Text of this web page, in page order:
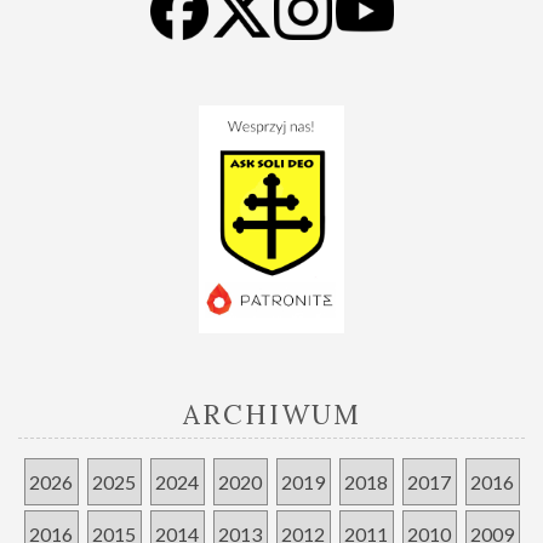
efektywność w organizacji studenckiej na
przykładzie Akademickiego Stowarzyszenia
…czekamy na kolejne:-)
Wiele osób znalazło u nas swoją "drugą połówkę".
Wśród obecnych i byłych czonków mamy wiele par i
chłopak, a teraz działają we wspólnym życiu jako mąż i
żona" - tak np. napisali Justyna i Potrek.
ARCHIWUM
2026 2025 2024 2020 2019 2018 2017 2016
2016 2015 2014 2013 2012 2011 2010 2009